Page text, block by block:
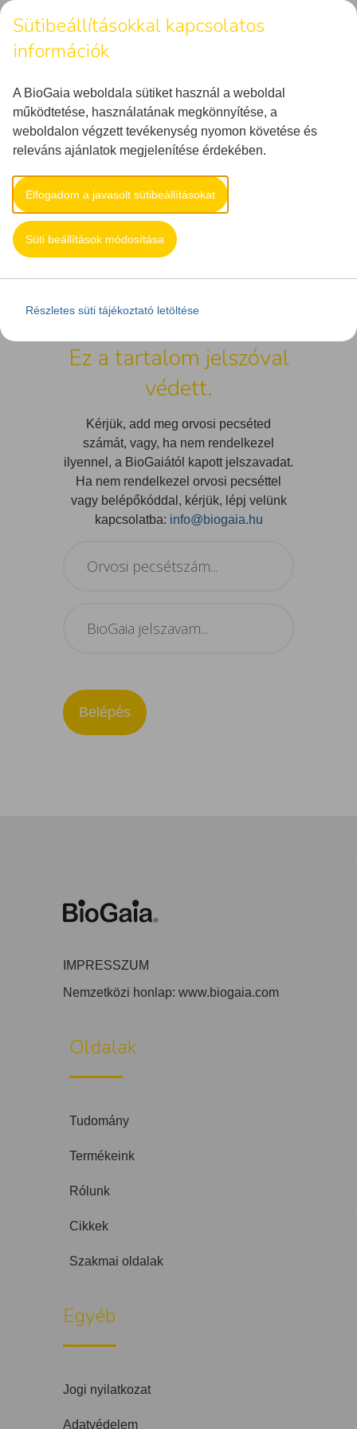
DR. KAROLINY ANNA:
VISSZA A JÖVŐBE? –
KÜSZÖBÖN A POSZT-
ANTIBIOTIKUS ÉRA
Főoldal Szakmai hírek
poszt-antibiotikus éra
Ez a tartalom jelszóval
védett.
Kérjük, add meg orvosi pecséted
számát, vagy, ha nem rendelkezel
ilyennel, a BioGaiától kapott jelszavadat.
Ha nem rendelkezel orvosi pecséttel
vagy belépőkóddal, kérjük, lépj velünk
kapcsolatba: info@biogaia.hu
Belépés
IMPRESSZUM
Nemzetközi honlap: www.biogaia.com
Oldalak
Tudomány
Termékeink
Rólunk
Cikkek
Szakmai oldalak
Egyéb
Jogi nyilatkozat
Adatvédelem
Sütibeállításokkal kapcsolatos
információk
A BioGaia weboldala sütiket használ a weboldal
működtetése, használatának megkönnyítése, a
weboldalon végzett tevékenység nyomon követése és
releváns ajánlatok megjelenítése érdekében.
Elfogadom a javasolt sütibeállításokat
Süti beállítások módosítása
Részletes süti tájékoztató letöltése